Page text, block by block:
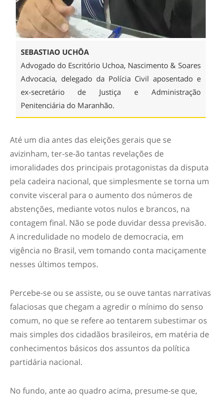
SEBASTIAO UCHÔA
Advogado do Escritório Uchoa, Nascimento & Soares
Advocacia, delegado da Polícia Civil aposentado e
ex-secretário de Justiça e Administração
Penitenciária do Maranhão.
Até um dia antes das eleições gerais que se
avizinham, ter-se-ão tantas revelações de
imoralidades dos principais protagonistas da disputa
pela cadeira nacional, que simplesmente se torna um
convite visceral para o aumento dos números de
abstenções, mediante votos nulos e brancos, na
contagem final. Não se pode duvidar dessa previsão.
A incredulidade no modelo de democracia, em
vigência no Brasil, vem tomando conta maciçamente
nesses últimos tempos.
Percebe-se ou se assiste, ou se ouve tantas narrativas
falaciosas que chegam a agredir o mínimo do senso
comum, no que se refere ao tentarem subestimar os
mais simples dos cidadãos brasileiros, em matéria de
conhecimentos básicos dos assuntos da política
partidária nacional.
No fundo, ante ao quadro acima, presume-se que,